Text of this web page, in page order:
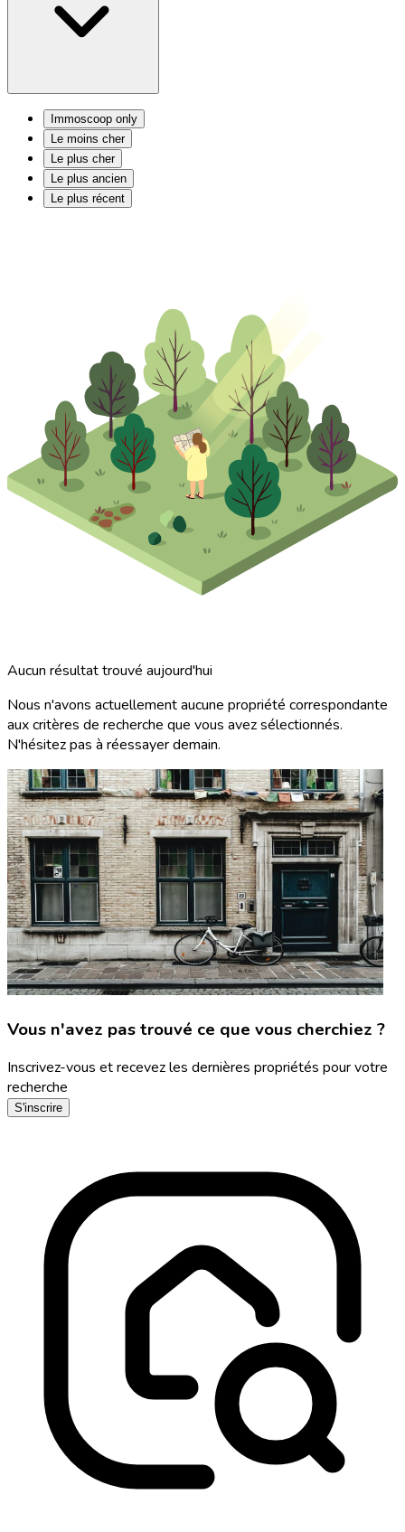
Immoscoop only
Le moins cher
Le plus cher
Le plus ancien
Le plus récent
Aucun résultat trouvé aujourd'hui
Nous n'avons actuellement aucune propriété correspondante
aux critères de recherche que vous avez sélectionnés.
N'hésitez pas à réessayer demain.
Vous n'avez pas trouvé ce que vous cherchiez ?
Inscrivez-vous et recevez les dernières propriétés pour votre
recherche
S'inscrire